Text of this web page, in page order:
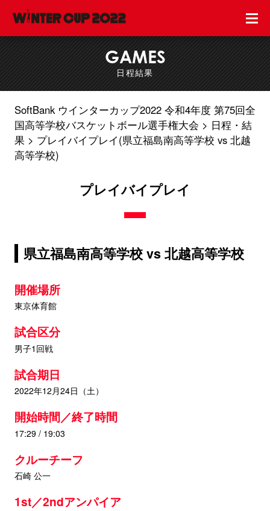
GAMES
日程結果
SoftBank ウインターカップ2022 令和4年度 第75回全
国高等学校バスケットボール選手権大会
日程・結
果
プレイバイプレイ(県立福島南高等学校 vs 北越
高等学校)
プレイバイプレイ
県立福島南高等学校 vs 北越高等学校
開催場所
東京体育館
試合区分
男子1回戦
試合期日
2022年12月24日（土）
開始時間／終了時間
17:29 / 19:03
クルーチーフ
石崎 公一
1st／2ndアンパイア